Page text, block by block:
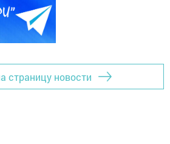
страницу новости